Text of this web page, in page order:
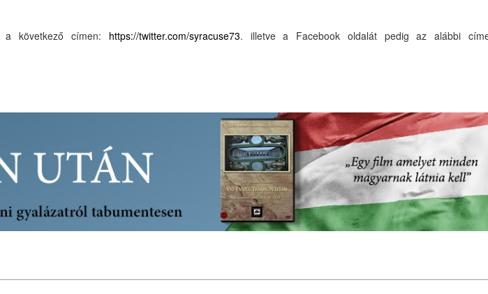
a következő címen: https://twitter.com/syracuse73. illetve a Facebook oldalát pedig az alábbi